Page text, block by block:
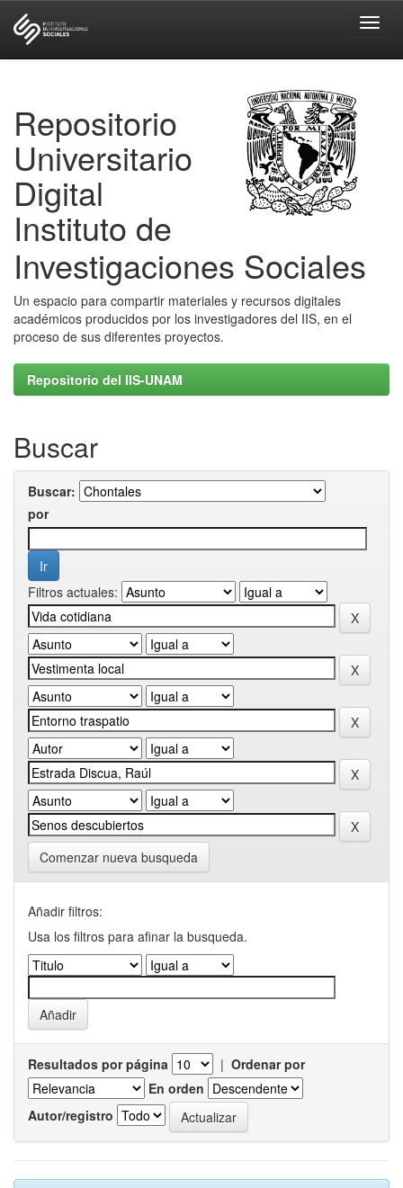
Repositorio
Universitario
Digital
Instituto de
Investigaciones Sociales
Un espacio para compartir materiales y recursos digitales
académicos producidos por los investigadores del IIS, en el
proceso de sus diferentes proyectos.
Repositorio del IIS-UNAM
Buscar
Buscar:
por
Filtros actuales:
Comenzar nueva busqueda
Añadir filtros:
Usa los filtros para afinar la busqueda.
Resultados por página | Ordenar por
En orden
Autor/registro